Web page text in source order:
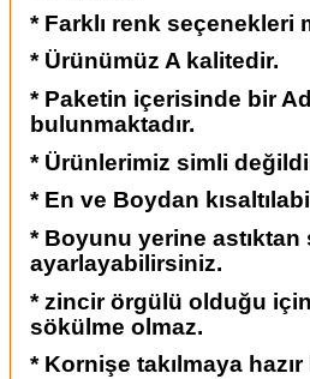
* Farklı renk seçenekleri
* Ürünümüz A kalitedir.
* Paketin içerisinde bir
bulunmaktadır.
* Ürünlerimiz simli
* En ve Boydan
* Boyunu yerine
ayarlayabilirsiniz.
* zincir örgülü olduğu
sökülme olmaz.
* Kornişe takılmaya